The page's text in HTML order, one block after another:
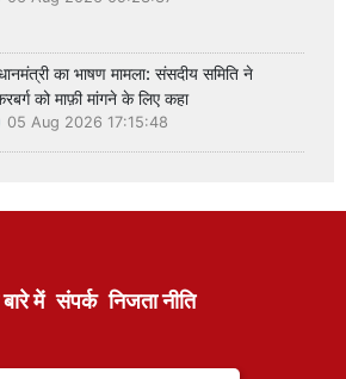
का भाषण मामला: संसदीय समिति ने
को माफ़ी मांगने के लिए कहा
05 Aug 2026 17:15:48
में संपर्क निजता नीति